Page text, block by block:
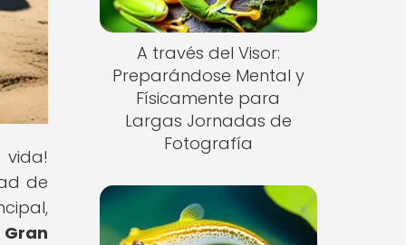
de
A través del Visor:
Preparándose Mental y
Físicamente para
Largas Jornadas de
Fotografía